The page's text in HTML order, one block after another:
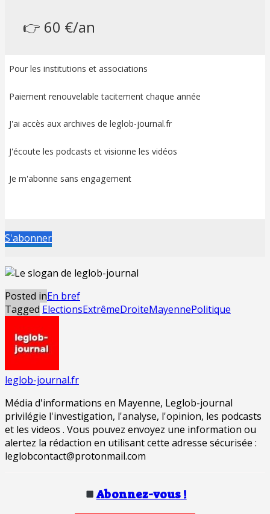
👉 60 €/an
Pour les institutions et associations
Paiement renouvelable tacitement chaque année
J'ai accès aux archives de leglob-journal.fr
J'écoute les podcasts et visionne les vidéos
Je m'abonne sans engagement
S'abonner
Posted inEn bref
Tagged ElectionsExtrêmeDroiteMayennePolitique
leglob-journal.fr
Média d'informations en Mayenne, Leglob-journal
privilégie l'investigation, l'analyse, l'opinion, les podcasts
et les videos . Vous pouvez envoyez une information ou
alertez la rédaction en utilisant cette adresse sécurisée :
leglobcontact@protonmail.com
Abonnez-vous !